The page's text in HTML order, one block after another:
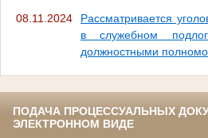
08.11.2024
Рассматривается
в служебном
должностными
ПОДАЧА ПРОЦЕССУАЛЬНЫХ
ЭЛЕКТРОННОМ ВИДЕ